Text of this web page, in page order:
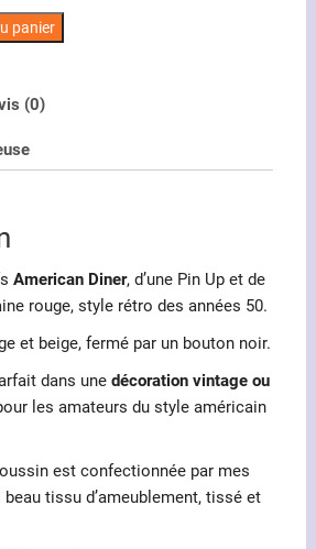
panier
(0)
American Diner, d’une Pin Up et de
rouge, style rétro des années 50.
et beige, fermé par un bouton noir.
dans une décoration vintage ou
les amateurs du style américain
est confectionnée par mes
tissu d’ameublement, tissé et